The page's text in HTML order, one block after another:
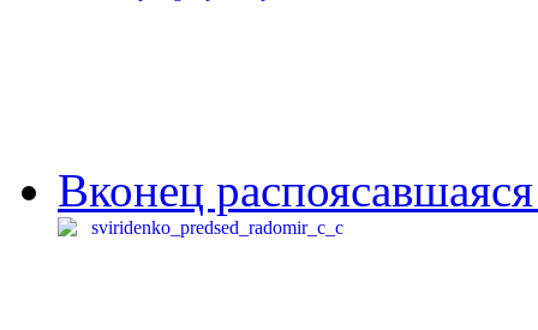
Вконец